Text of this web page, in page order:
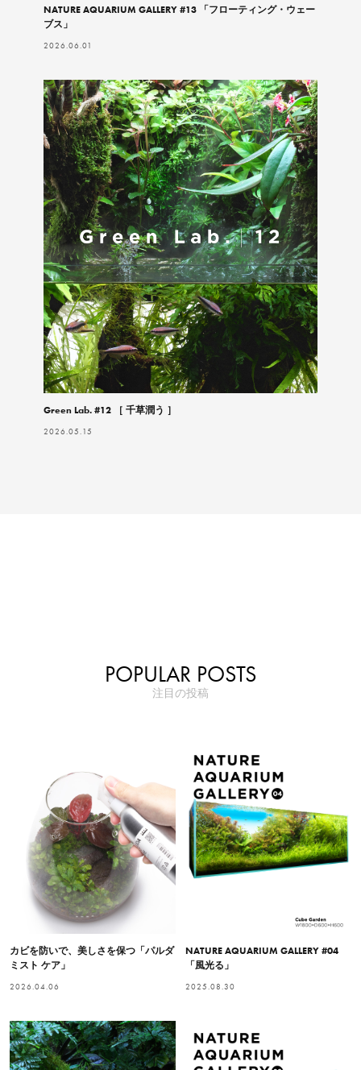
NATURE AQUARIUM GALLERY #13 「フローティング・ウェー
ブス」
2026.06.01
Green Lab. #12 ［ 千草潤う ］
2026.05.15
POPULAR POSTS
注目の投稿
カビを防いで、美しさを保つ「パルダ
ミスト ケア」
2026.04.06
NATURE AQUARIUM GALLERY #04
「風光る」
2025.08.30